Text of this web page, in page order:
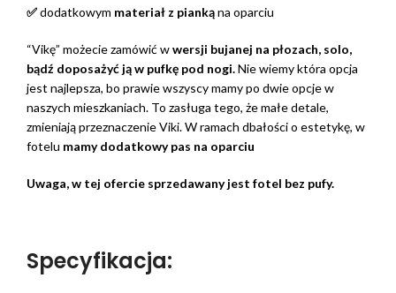
✅dodatkowym materiał z piankąna oparciu
“Vikę” możecie zamówić wwersji bujanej na płozach, solo,
bądź doposażyć ją w pufkę pod nogi.Nie wiemy która opcja
jest najlepsza, bo prawie wszyscy mamy po dwie opcje w
naszych mieszkaniach. To zasługa tego, że małe detale,
zmieniają przeznaczenie Viki. W ramach dbałości o estetykę, w
fotelu mamy dodatkowy pas na oparciu
Uwaga, w tej ofercie sprzedawany jest fotel bez pufy.
Specyfikacja: